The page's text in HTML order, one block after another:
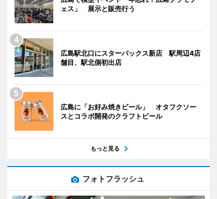
ェス」 展示と販売行う
広島駅北口にスターバックス新店 駅周辺4店
舗目、駅北側初出店
広島に「お好み焼きビール」 オタフクソー
スとコラボ開発のクラフトビール
もっと見る
フォトフラッシュ